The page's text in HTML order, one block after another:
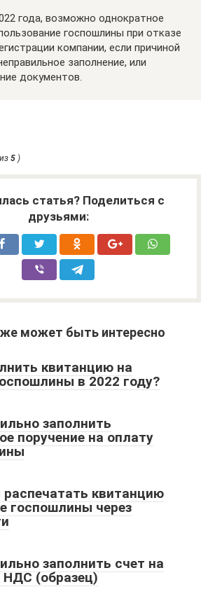
года, возможно однократное
госпошлины при отказе
компании, если причиной
заполнение, или
документов.
из 5 )
статья? Поделиться с
друзьями:
может быть интересно
квитанцию на
в 2022 году?
заполнить
поручение на оплату
квитанцию
госпошлины через
заполнить счет на
НДС (образец)